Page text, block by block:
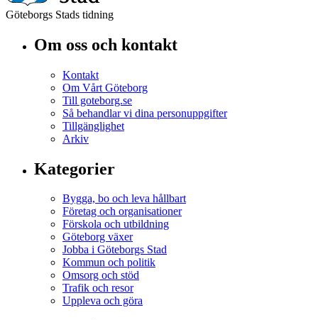
Göteborgs Stads tidning
Om oss och kontakt
Kontakt
Om Vårt Göteborg
Till goteborg.se
Så behandlar vi dina personuppgifter
Tillgänglighet
Arkiv
Kategorier
Bygga, bo och leva hållbart
Företag och organisationer
Förskola och utbildning
Göteborg växer
Jobba i Göteborgs Stad
Kommun och politik
Omsorg och stöd
Trafik och resor
Uppleva och göra